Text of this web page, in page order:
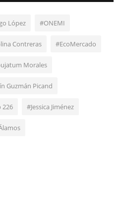
López #ONEMI
Contreras #EcoMercado
Morales
Guzmán Picand
226 #Jessica Jiménez